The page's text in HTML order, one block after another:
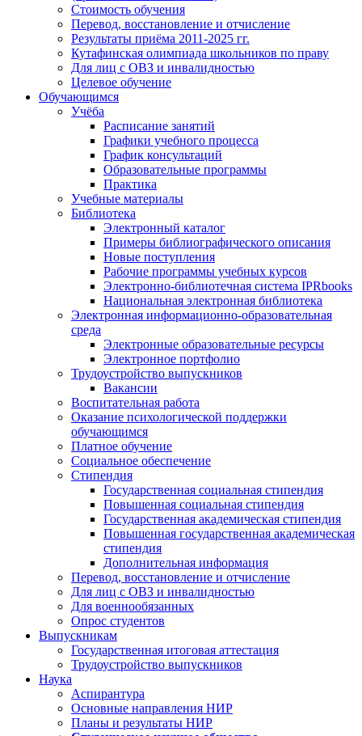
Стоимость обучения
Перевод, восстановление и отчисление
Результаты приёма 2011-2025 гг.
Кутафинская олимпиада школьников по праву
Для лиц с ОВЗ и инвалидностью
Целевое обучение
Обучающимся
Учёба
Расписание занятий
Графики учебного процесса
График консультаций
Образовательные программы
Практика
Учебные материалы
Библиотека
Электронный каталог
Примеры библиографического описания
Новые поступления
Рабочие программы учебных курсов
Электронно-библиотечная система IPRbooks
Национальная электронная библиотека
Электронная информационно-образовательная
среда
Электронные образовательные ресурсы
Электронное портфолио
Трудоустройство выпускников
Вакансии
Воспитательная работа
Оказание психологической поддержки
обучающимся
Платное обучение
Социальное обеспечение
Стипендия
Государственная социальная стипендия
Повышенная социальная стипендия
Государственная академическая стипендия
Повышенная государственная академическая
стипендия
Дополнительная информация
Перевод, восстановление и отчисление
Для лиц с ОВЗ и инвалидностью
Для военнообязанных
Опрос студентов
Выпускникам
Государственная итоговая аттестация
Трудоустройство выпускников
Наука
Аспирантура
Основные направления НИР
Планы и результаты НИР